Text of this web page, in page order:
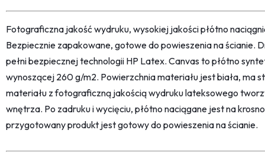
Fotograficzna jakość wydruku, wysokiej jakości płótno
Bezpiecznie zapakowane, gotowe do powieszenia na ścianie.
pełni bezpiecznej technologii HP Latex. Canvas to płótno
wynoszącej 260 g/m2. Powierzchnia materiału jest biała, ma
materiału z fotograficzną jakością wydruku lateksowego
wnętrza. Po zadruku i wycięciu, płótno naciągane jest na
przygotowany produkt jest gotowy do powieszenia na ścianie.